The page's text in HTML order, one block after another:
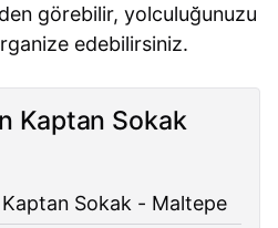
görebilir, yolculuğunuzu
edebilirsiniz.
Kaptan Sokak
Sokak - Maltepe